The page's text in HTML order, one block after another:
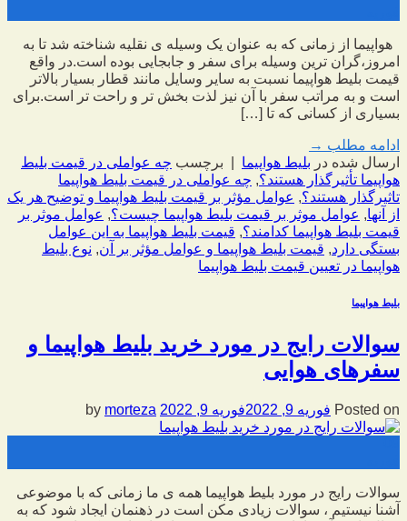
هواپیما از زمانی که به عنوان یک وسیله ی نقلیه شناخته شد تا به
امروز،گران ترین وسیله برای سفر و جابجایی بوده است.در واقع
قیمت بلیط هواپیما نسبت به سایر وسایل مانند قطار بسیار بالاتر
است و به مراتب سفر با آن نیز لذت بخش تر و راحت تر است.برای
بسیاری از کسانی که تا […]
ادامه مطلب →
ارسال شده در بلیط هواپیما برچسب چه عواملی در قیمت بلیط
هواپیما تأثیرگذار هستند؟, چه عواملی در قیمت بلیط هواپیما
تاثیرگذار هستند؟, عوامل مؤثر بر قیمت بلیط هواپیما و توضیح هر یک
از آنها, عوامل موثر بر قیمت بلیط هواپیما چیست؟, عوامل موثر بر
قیمت بلیط هواپیما کدامند؟, قیمت بلیط هواپیما به این عوامل
بستگی دارد, قیمت بلیط هواپیما و عوامل مؤثر بر آن, نوع بلیط
هواپیما در تعیین قیمت بلیط هواپیما
بلیط هواپیما
سوالات رایج در مورد خرید بلیط هواپیما و
سفرهای هوایی
Posted on فوریه 9, 2022 فوریه 9, 2022 morteza
سوالات رایج در مورد بلیط هواپیما همه ی ما زمانی که با موضوعی
آشنا نیستیم ، سوالات زیادی مکن است در ذهنمان ایجاد شود که به